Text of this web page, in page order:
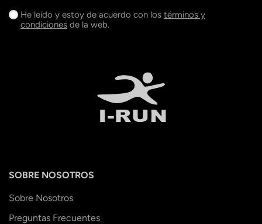
He leído y estoy de acuerdo con los términos y
condiciones de la web.
SOBRE NOSOTROS
Sobre Nosotros
Preguntas Frecuentes